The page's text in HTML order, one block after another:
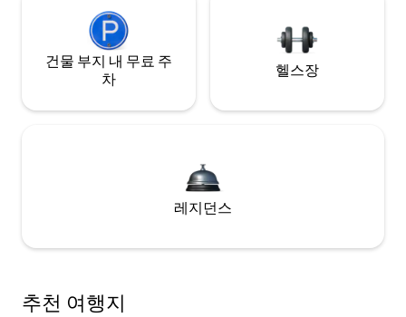
건물 부지 내 무료 주
차
헬스장
레지던스
추천 여행지